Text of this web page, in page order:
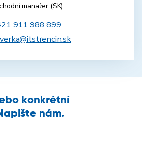
manažer (SK)
911 988 899
konkrétní
nám.